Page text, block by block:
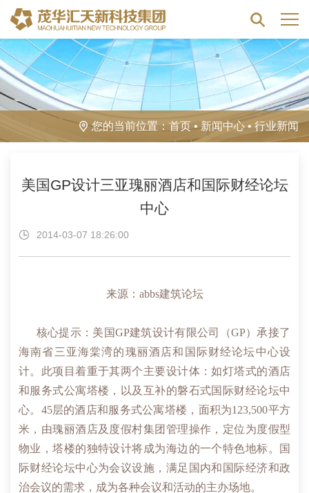
您的当前位置： 首页•新闻中心 • 行业新闻
美国GP设计三亚瑰丽酒店和国际财经论坛
中心
2014-03-07 18:26:00
来源：abbs建筑论坛
核心提示：美国GP建筑设计有限公司（GP）承接了
海南省三亚海棠湾的瑰丽酒店和国际财经论坛中心设
计。此项目着重于其两个主要设计体：如灯塔式的酒店
和服务式公寓塔楼，以及互补的磐石式国际财经论坛中
心。45层的酒店和服务式公寓塔楼，面积为123,500平方
米，由瑰丽酒店及度假村集团管理操作，定位为度假型
物业，塔楼的独特设计将成为海边的一个特色地标。国
际财经论坛中心为会议设施，满足国内和国际经济和政
治会议的需求，成为各种会议和活动的主办场地。